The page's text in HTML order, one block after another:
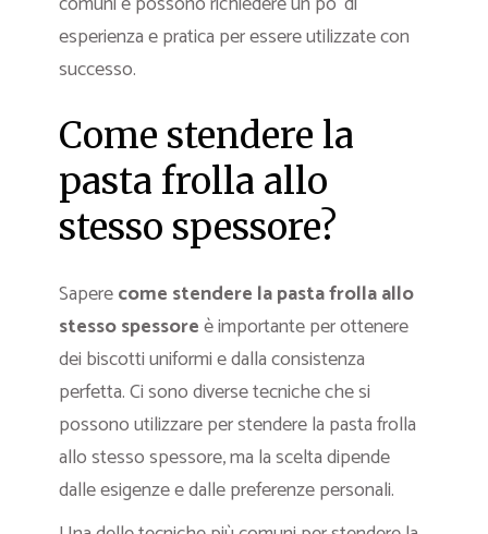
esperienza e pratica per essere utilizzate con
successo.
Come stendere la
pasta frolla allo
stesso spessore?
Saperecome stendere la pasta frolla allo
stesso spessoreè importante per ottenere
dei biscotti uniformi e dalla consistenza
perfetta. Ci sono diverse tecniche che si
possono utilizzare per stendere la pasta frolla
allo stesso spessore, ma la scelta dipende
dalle esigenze e dalle preferenze personali.